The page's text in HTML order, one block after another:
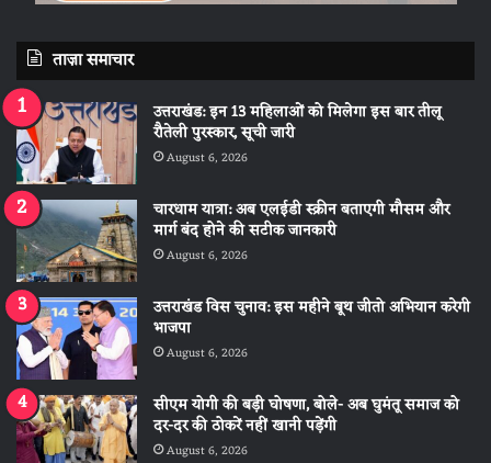
ताज़ा समाचार
उत्तराखंड: इन 13 महिलाओं को मिलेगा इस बार तीलू
रौतेली पुरस्कार, सूची जारी
August 6, 2026
चारधाम यात्रा: अब एलईडी स्क्रीन बताएगी मौसम और
मार्ग बंद होने की सटीक जानकारी
August 6, 2026
उत्तराखंड विस चुनाव: इस महीने बूथ जीतो अभियान करेगी
भाजपा
August 6, 2026
सीएम योगी की बड़ी घोषणा, बोले- अब घुमंतू समाज को
दर-दर की ठोकरें नहीं खानी पड़ेंगी
August 6, 2026